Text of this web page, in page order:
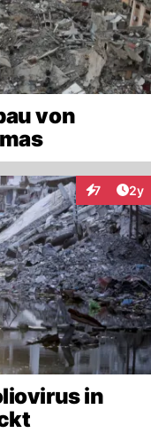
von
7 2y
in